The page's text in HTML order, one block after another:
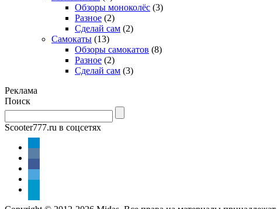
Обзоры моноколёс (3)
Разное (2)
Сделай сам (2)
Самокаты (13)
Обзоры самокатов (8)
Разное (2)
Сделай сам (3)
Реклама
Поиск
Scooter777.ru в соцсетях